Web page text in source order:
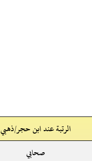
الرتبة عند ابن حجر/ذهبي
صحابي